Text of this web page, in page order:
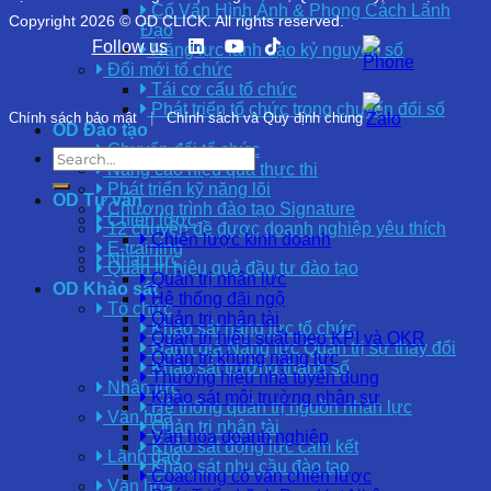
Cố Vấn Hình Ảnh & Phong Cách Lãnh
Đạo
Năng lực lãnh đạo kỷ nguyên số
Đổi mới tổ chức
Tái cơ cấu tổ chức
Phát triển tổ chức trong chuyển đổi số
OD Đào tạo
Chuyển đổi tổ chức
Nâng cao hiệu quả thực thi
Phát triển kỹ năng lõi
Chương trình đào tạo Signature
12 chuyên đề được doanh nghiệp yêu thích
E-training
Quản trị hiệu quả đầu tư đào tạo
OD Khảo sát
Tổ chức
Khảo sát năng lực tổ chức
Đánh giá Năng lực Quản trị sự thay đổi
Khảo sát trưởng thành số
Nhân lực
Hệ thống quản trị nguồn nhân lực
Quản trị nhân tài
Khảo sát động lực cam kết
Khảo sát nhu cầu đào tạo
Văn hóa
Copyright 2026 © OD CLICK. All rights reserved.
Follow us
Chính sách bảo mật | Chính sách và Quy định chung
OD Tư vấn
Chiến lược
Chiến lược kinh doanh
Nhân lực
Quản trị nhân lực
Hệ thống đãi ngộ
Quản trị nhân tài
Quản trị hiệu suất theo KPI và OKR
Quản trị khung năng lực
Thương hiệu nhà tuyển dụng
Khảo sát môi trường nhân sự
Văn hóa
Văn hóa doanh nghiệp
Lãnh đạo
Coaching cố vấn chiến lược